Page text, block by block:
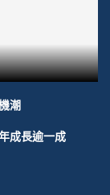
潮
成長逾一成